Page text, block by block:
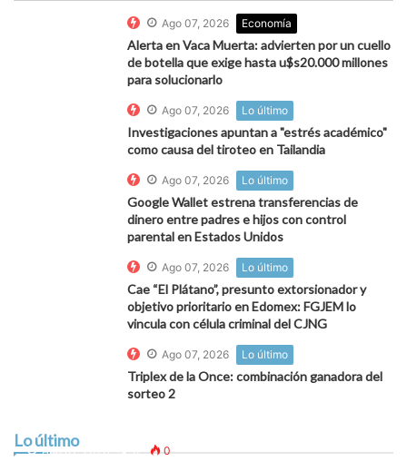
Ago 07, 2026 Economía
Alerta en Vaca Muerta: advierten por un cuello
de botella que exige hasta u$s20.000 millones
para solucionarlo
Ago 07, 2026 Lo último
Investigaciones apuntan a "estrés académico"
como causa del tiroteo en Tailandia
Ago 07, 2026 Lo último
Google Wallet estrena transferencias de
dinero entre padres e hijos con control
parental en Estados Unidos
Ago 07, 2026 Lo último
Cae “El Plátano”, presunto extorsionador y
objetivo prioritario en Edomex: FGJEM lo
vincula con célula criminal del CJNG
Ago 07, 2026 Lo último
Triplex de la Once: combinación ganadora del
sorteo 2
Lo último
Ago 07, 2026 0 0